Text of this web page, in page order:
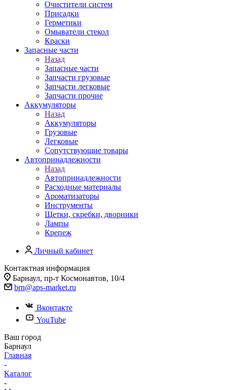
Очистители систем
Присадки
Герметики
Омыватели стекол
Краски
Запасные части
Назад
Запасные части
Запчасти грузовые
Запчасти легковые
Запчасти прочие
Аккумуляторы
Назад
Аккумуляторы
Грузовые
Легковые
Сопутствующие товары
Автопринадлежности
Назад
Автопринадлежности
Расходные материалы
Ароматизаторы
Инструменты
Щетки, скребки, дворники
Лампы
Крепеж
Личный кабинет
Контактная информация
Барнаул, пр-т Космонавтов, 10/4
brn@aps-market.ru
Вконтакте
YouTube
Ваш город
Барнаул
Главная
-
Каталог
-